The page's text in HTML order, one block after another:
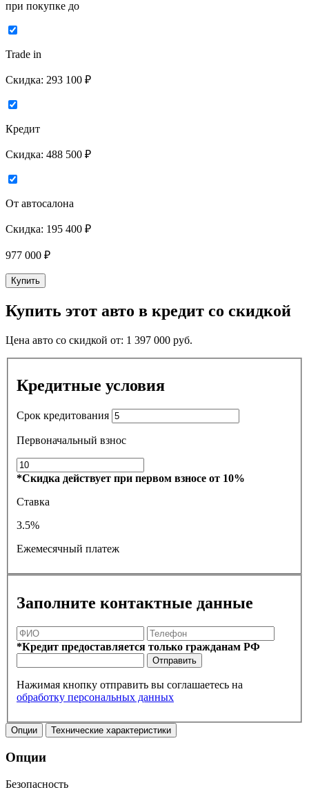
при покупке до
Trade in
Скидка: 293 100 ₽
Кредит
Скидка: 488 500 ₽
От автосалона
Скидка: 195 400 ₽
977 000 ₽
Купить
Купить этот авто в кредит со скидкой
Цена авто со скидкой от: 1 397 000 руб.
Кредитные условия
Срок кредитования
Первоначальный взнос
*Скидка действует при первом взносе от 10%
Ставка
3.5%
Ежемесячный платеж
Заполните контактные данные
*Кредит предоставляется только гражданам РФ
Отправить
Нажимая кнопку отправить вы соглашаетесь на
обработку персональных данных
Опции Технические характеристики
Опции
Безопасность